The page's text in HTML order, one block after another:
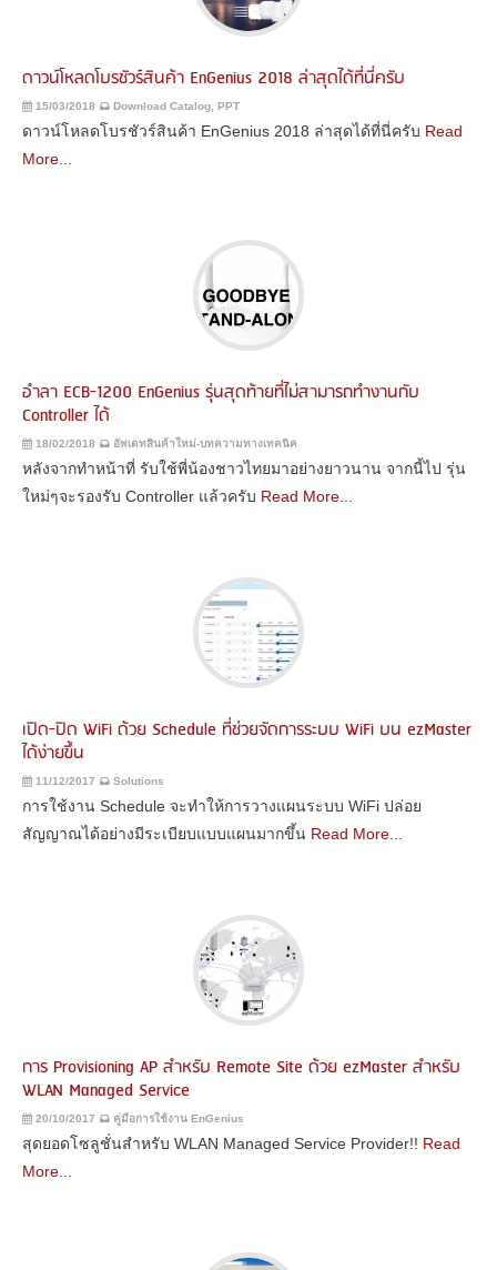
ดาวน์โหลดโบรชัวร์สินค้า EnGenius 2018 ล่าสุดได้ที่นี่ครับ
15/03/2018 Download Catalog, PPT
ดาวน์โหลดโบรชัวร์สินค้า EnGenius 2018 ล่าสุดได้ที่นี่ครับ Read
More...
อำลา ECB-1200 EnGenius รุ่นสุดท้ายที่ไม่สามารถทำงานกับ
Controller ได้
18/02/2018 อัพเดทสินค้าใหม่-บทความทางเทคนิค
หลังจากทำหน้าที่ รับใช้พี่น้องชาวไทยมาอย่างยาวนาน จากนี้ไป รุ่น
ใหม่ๆจะรองรับ Controller แล้วครับ Read More...
เปิด-ปิด WiFi ด้วย Schedule ที่ช่วยจัดการระบบ WiFi บน ezMaster
ได้ง่ายขึ้น
11/12/2017 Solutions
การใช้งาน Schedule จะทำให้การวางแผนระบบ WiFi ปล่อย
สัญญาณได้อย่างมีระเบียบแบบแผนมากขึ้น Read More...
การ Provisioning AP สำหรับ Remote Site ด้วย ezMaster สำหรับ
WLAN Managed Service
20/10/2017 คู่มือการใช้งาน EnGenius
สุดยอดโซลูชั่นสำหรับ WLAN Managed Service Provider!! Read
More...